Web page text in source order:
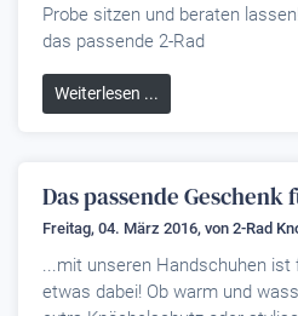
Probe sitzen und beraten
das passende 2-Rad
Weiterlesen ...
Das passende Geschenk
Freitag, 04. März 2016, von 2-Rad
...mit unseren Handschuhen ist
etwas dabei! Ob warm und